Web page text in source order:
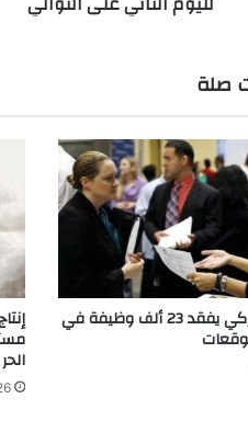
صلة
الاقتصاد الأميركي يفقد 23 ألف وظيفة في
الحر